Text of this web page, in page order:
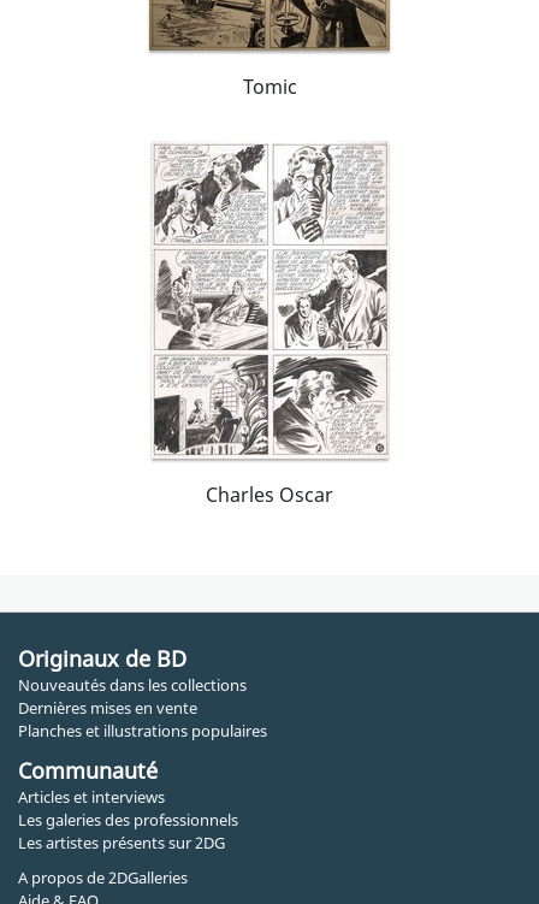
Tomic
Charles Oscar
Originaux de BD
Nouveautés dans les collections
Dernières mises en vente
Planches et illustrations populaires
Communauté
Articles et interviews
Les galeries des professionnels
Les artistes présents sur 2DG
A propos de 2DGalleries